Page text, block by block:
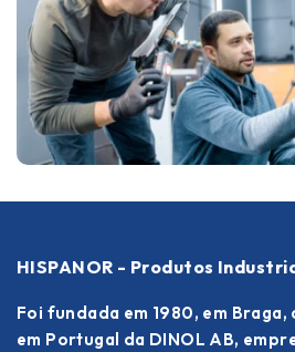
HISPANOR - Produtos
Foi fundada em 1980, em
em Portugal da DINOL AB,